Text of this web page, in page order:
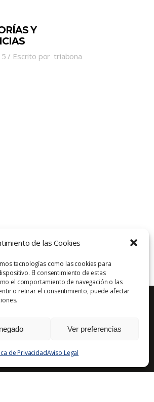
de las Cookies
tecnologías como las cookies para
El consentimiento de estas
el comportamiento de navegación o las
o retirar el consentimiento, puede afectar
Ver preferencias
de PrivacidadAviso Legal
Y
Escrito por triabona
Contacto
de Privacidad